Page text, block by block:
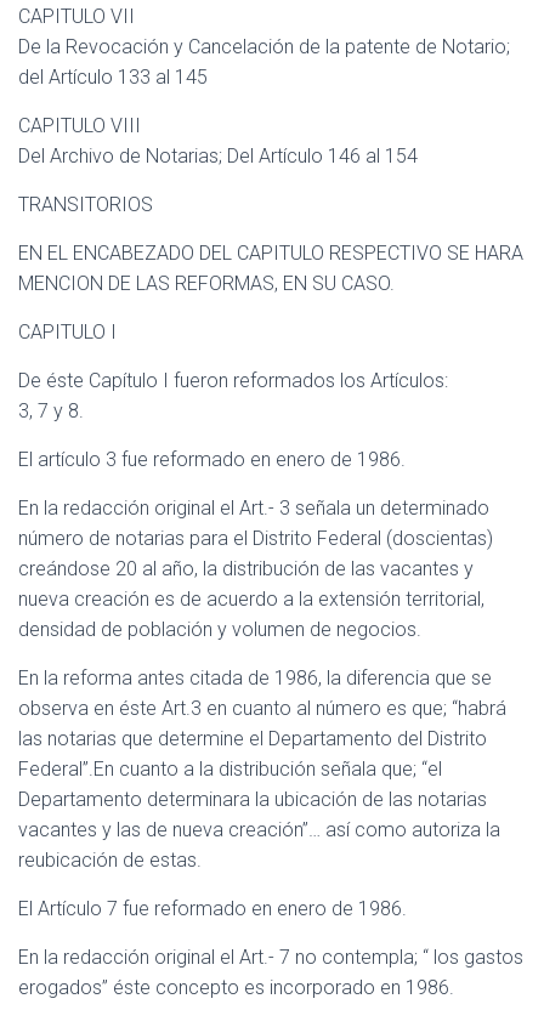
CAPITULO VII
De la Revocación y Cancelación de la patente de Notario;
del Artículo 133 al 145
CAPITULO VIII
Del Archivo de Notarias; Del Artículo 146 al 154
TRANSITORIOS
EN EL ENCABEZADO DEL CAPITULO RESPECTIVO SE HARA
MENCION DE LAS REFORMAS, EN SU CASO.
CAPITULO I
De éste Capítulo I fueron reformados los Artículos:
3, 7 y 8.
El artículo 3 fue reformado en enero de 1986.
En la redacción original el Art.- 3 señala un determinado
número de notarias para el Distrito Federal (doscientas)
creándose 20 al año, la distribución de las vacantes y
nueva creación es de acuerdo a la extensión territorial,
densidad de población y volumen de negocios.
En la reforma antes citada de 1986, la diferencia que se
observa en éste Art.3 en cuanto al número es que; “habrá
las notarias que determine el Departamento del Distrito
Federal”.En cuanto a la distribución señala que; “el
Departamento determinara la ubicación de las notarias
vacantes y las de nueva creación”… así como autoriza la
reubicación de estas.
El Artículo 7 fue reformado en enero de 1986.
En la redacción original el Art.- 7 no contempla; “ los gastos
erogados” éste concepto es incorporado en 1986.